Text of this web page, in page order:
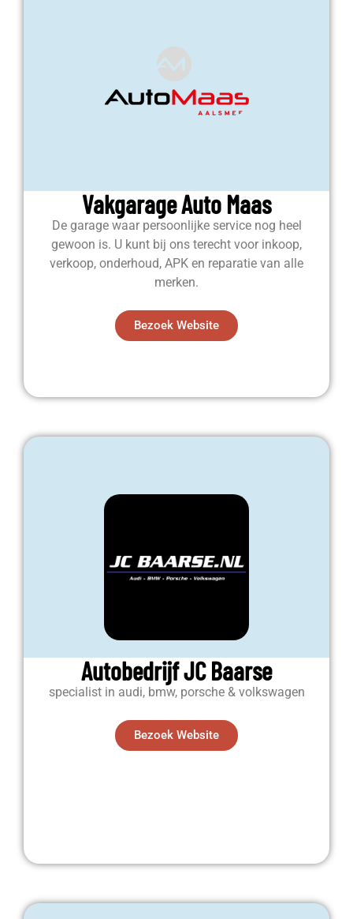
Vakgarage Auto Maas
De garage waar persoonlijke service nog heel
gewoon is. U kunt bij ons terecht voor inkoop,
verkoop, onderhoud, APK en reparatie van alle
merken.
Bezoek Website
Autobedrijf JC Baarse
specialist in audi, bmw, porsche & volkswagen
Bezoek Website